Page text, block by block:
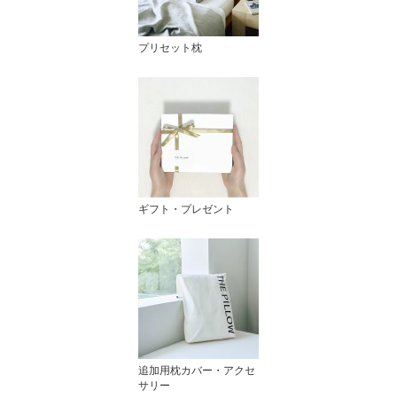
プリセット枕
ギフト・プレゼント
追加用枕カバー・アクセ
サリー